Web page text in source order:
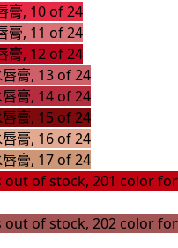
膏, 10 of 24
膏, 11 of 24
膏, 12 of 24
膏, 13 of 24
膏, 14 of 24
膏, 15 of 24
膏, 16 of 24
膏, 17 of 24
of stock, 201 color for
of stock, 202 color for